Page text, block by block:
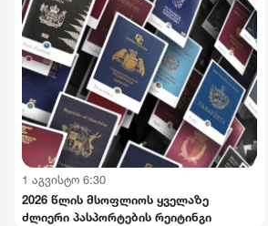
1 აგვისტო 6:30
2026 წლის მსოფლიოს ყველაზე
ძლიერი პასპორტების რეიტინგი